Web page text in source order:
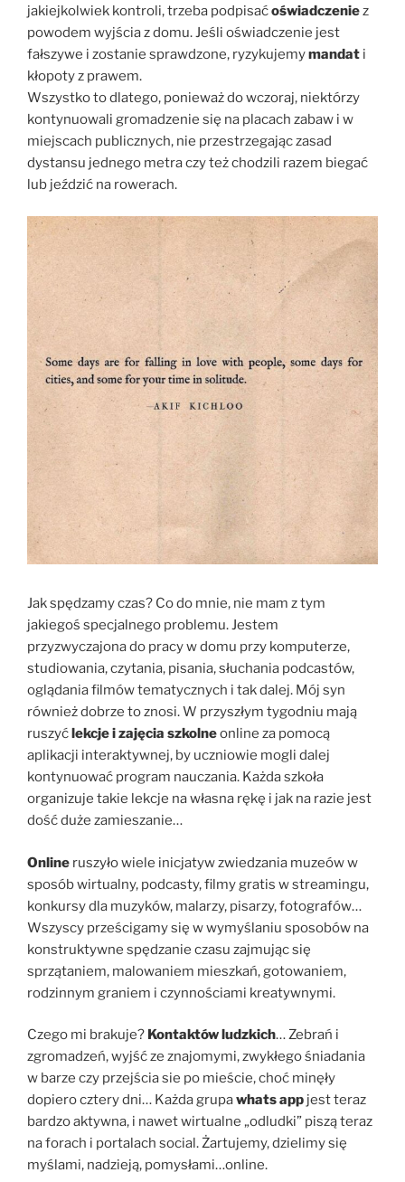
jakiejkolwiek kontroli, trzeba podpisaćoświadczeniez
powodem wyjścia z domu. Jeśli oświadczenie jest
fałszywe i zostanie sprawdzone, ryzykujemymandat i
kłopoty z prawem.
Wszystko to dlatego, ponieważ do wczoraj, niektórzy
kontynuowali gromadzenie się na placach zabaw i w
miejscach publicznych, nie przestrzegając zasad
dystansu jednego metra czy też chodzili razem biegać
lub jeździć na rowerach.
Jak spędzamy czas? Co do mnie, nie mam z tym
jakiegoś specjalnego problemu. Jestem
przyzwyczajona do pracy w domu przy komputerze,
studiowania, czytania, pisania, słuchania podcastów,
oglądania filmów tematycznych i tak dalej. Mój syn
również dobrze to znosi. W przyszłym tygodniu mają
ruszyćlekcje i zajęcia szkolneonline za pomocą
aplikacji interaktywnej, by uczniowie mogli dalej
kontynuować program nauczania. Każda szkoła
organizuje takie lekcje na własna rękę i jak na razie jest
dość duże zamieszanie…
Online ruszyło wiele inicjatyw zwiedzania muzeów w
sposób wirtualny, podcasty, filmy gratis w streamingu,
konkursy dla muzyków, malarzy, pisarzy, fotografów…
Wszyscy prześcigamy się w wymyślaniu sposobów na
konstruktywne spędzanie czasu zajmując się
sprzątaniem, malowaniem mieszkań, gotowaniem,
rodzinnym graniem i czynnościami kreatywnymi.
Czego mi brakuje? Kontaktów ludzkich… Zebrań i
zgromadzeń, wyjść ze znajomymi, zwykłego śniadania
w barze czy przejścia sie po mieście, choć minęły
dopiero cztery dni… Każda grupawhats app jest teraz
bardzo aktywna, i nawet wirtualne „odludki” piszą teraz
na forach i portalach social. Żartujemy, dzielimy się
myślami, nadzieją, pomysłami…online.